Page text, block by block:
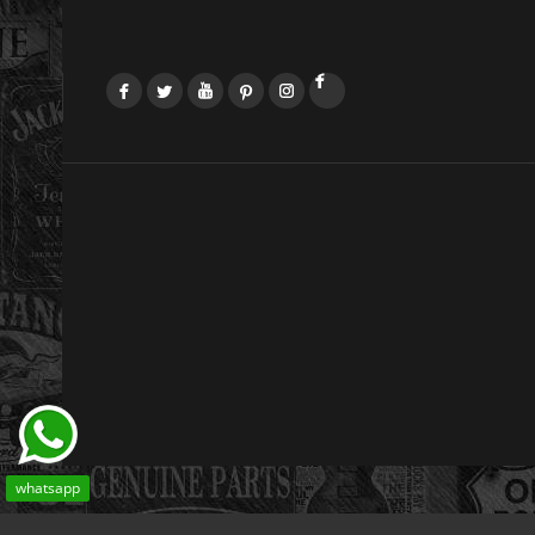
FacebookTwitterYouTubePinterestInstagram
whatsapp